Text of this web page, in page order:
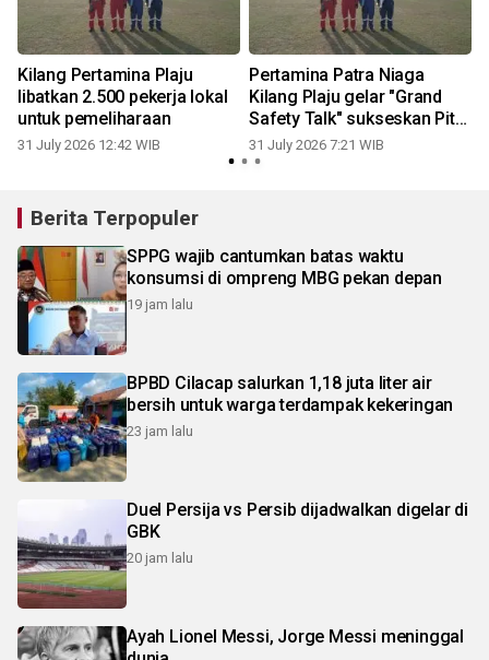
Kilang Pertamina Plaju
libatkan 2.500 pekerja lokal
untuk pemeliharaan
31 July 2026 12:42 WIB
Pertamina Patra Niaga
Kilang Plaju gelar "Grand
Safety Talk" sukseskan Pit
Stop Tahap II 2026
31 July 2026 7:21 WIB
Berita Terpopuler
SPPG wajib cantumkan batas waktu
konsumsi di ompreng MBG pekan depan
19 jam lalu
BPBD Cilacap salurkan 1,18 juta liter air
bersih untuk warga terdampak kekeringan
23 jam lalu
Duel Persija vs Persib dijadwalkan digelar di
GBK
20 jam lalu
Ayah Lionel Messi, Jorge Messi meninggal